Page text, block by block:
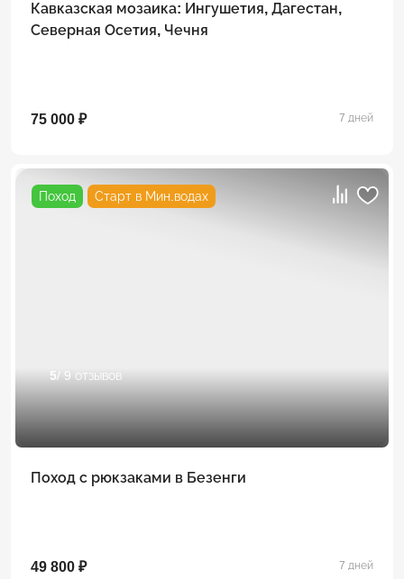
Кавказская мозаика: Ингушетия, Дагестан,
Северная Осетия, Чечня
75 000 ₽ 7 дней
Поход Старт в Мин.водах
5/ 9 отзывов
Поход с рюкзаками в Безенги
49 800 ₽ 7 дней